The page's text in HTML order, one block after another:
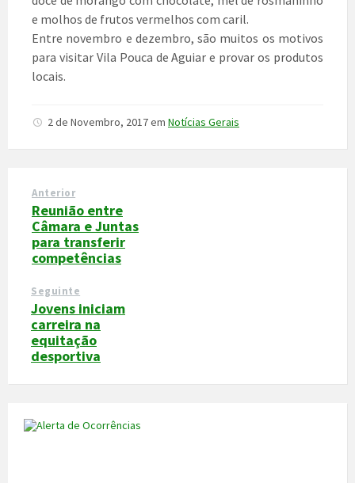
e molhos de frutos vermelhos com caril.
Entre novembro e dezembro, são muitos os motivos
para visitar Vila Pouca de Aguiar e provar os produtos
locais.
2 de Novembro, 2017em Notícias Gerais
Anterior
Reunião entre
Câmara e Juntas
para transferir
competências
Seguinte
Jovens iniciam
carreira na
equitação
desportiva